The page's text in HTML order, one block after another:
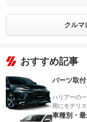
クルマ
おすすめ記事
パーツ取
ハリアーの
用にモデリ
車種別・